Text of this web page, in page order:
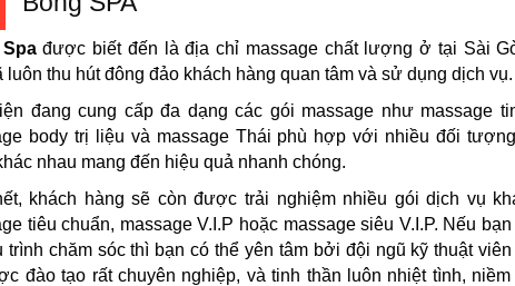
được biết đến là địa chỉ massage chất lượng ở tại Sài
luôn thu hút đông đảo khách hàng quan tâm và sử dụng dịch vụ.
đang cung cấp đa dạng các gói massage như massage
body trị liệu và massage Thái phù hợp với nhiều đối
nhau mang đến hiệu quả nhanh chóng.
khách hàng sẽ còn được trải nghiệm nhiều gói dịch vụ
tiêu chuẩn, massage V.I.P hoặc massage siêu V.I.P. Nếu
trình chăm sóc thì bạn có thể yên tâm bởi đội ngũ kỹ thuật
đào tạo rất chuyên nghiệp, và tinh thần luôn nhiệt tình,